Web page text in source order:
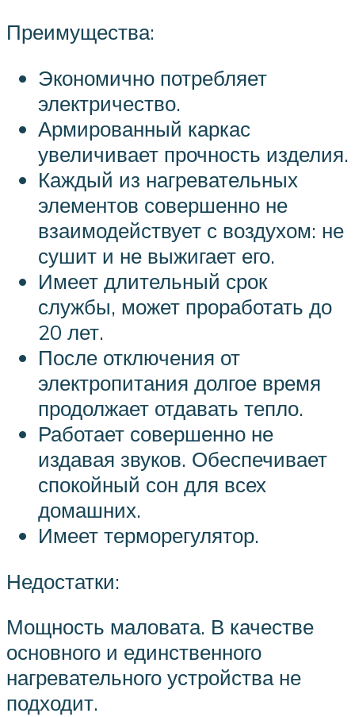
Преимущества:
Экономично потребляет
электричество.
Армированный каркас
увеличивает прочность изделия.
Каждый из нагревательных
элементов совершенно не
взаимодействует с воздухом: не
сушит и не выжигает его.
Имеет длительный срок
службы, может проработать до
20 лет.
После отключения от
электропитания долгое время
продолжает отдавать тепло.
Работает совершенно не
издавая звуков. Обеспечивает
спокойный сон для всех
домашних.
Имеет терморегулятор.
Недостатки:
Мощность маловата. В качестве
основного и единственного
нагревательного устройства не
подходит.